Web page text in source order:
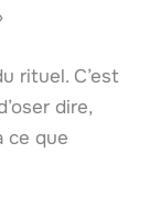
rituel. C’est
dire,
ce que